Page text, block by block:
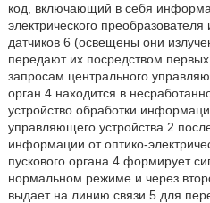
код, включающий в себя
электрического
датчиков 6 (освещены они
передают их посредством
запросам центрального
орган 4 находится в
устройство обработки
управляющего устройства 2
информации от оптико-
пускового органа 4 формирует
нормальном режиме и через
выдает на линию связи 5 для